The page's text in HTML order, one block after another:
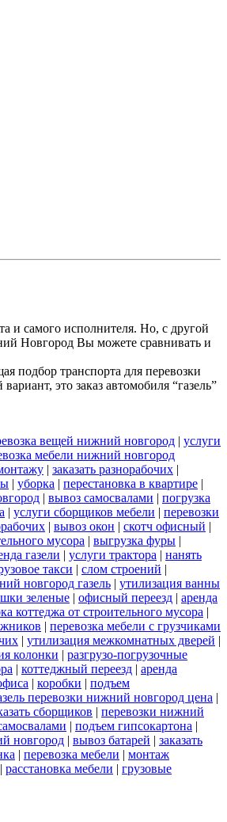
и самого исполнителя. Но, с другой
Новгород Вы можете сравнивать и
подбор транспорта для перевозки
это заказ автомобиля “газель”
вещей нижний новгород | услуги
мебели нижний новгород
| заказать разнорабочих |
| уборка | перестановка в квартире |
| вывоз самосвалами | погрузка
| услуги сборщиков мебели | перевозки
| вывоз окон | скотч офисный |
мусора | выгрузка фуры |
газели | услуги трактора | нанять
такси | слом строений |
новгород газель | утилизация ванны
зеленые | офисный переезд | аренда
коттеджа от строительного мусора |
| перевозка мебели с грузчиками
| утилизация межкомнатных дверей |
колонки | разгрузо-погрузочные
| коттеджный переезд | аренда
| коробки | подъем
перевозки нижний новгород цена |
сборщиков | перевозки нижний
| подъем гипсокартона |
новгород | вывоз батарей | заказать
| перевозка мебели | монтаж
| расстановка мебели | грузовые